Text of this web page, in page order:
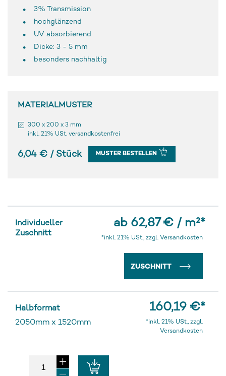
3% Transmission
hochglänzend
UV absorbierend
Dicke: 3 - 5 mm
besonders nachhaltig
MATERIALMUSTER
300 x 200 x 3 mm
inkl. 21% USt. versandkostenfrei
6,04 € / Stück MUSTER BESTELLEN
Individueller
Zuschnitt
ab 62,87 € / m²*
*inkl. 21% USt., zzgl. Versandkosten
ZUSCHNITT
Halbformat
2050mm x 1520mm
160,19 €*
*inkl. 21% USt., zzgl.
Versandkosten